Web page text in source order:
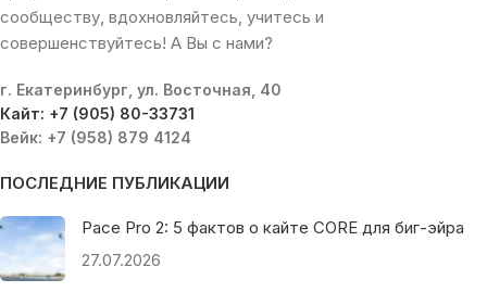
сообществу, вдохновляйтесь, учитесь и
совершенствуйтесь! А Вы с нами?
г. Екатеринбург, ул. Восточная, 40
Кайт: +7 (905) 80-33731
Вейк: +7 (958) 879 4124
ПОСЛЕДНИЕ ПУБЛИКАЦИИ
Pace Pro 2: 5 фактов о кайте CORE для биг-эйра
27.07.2026